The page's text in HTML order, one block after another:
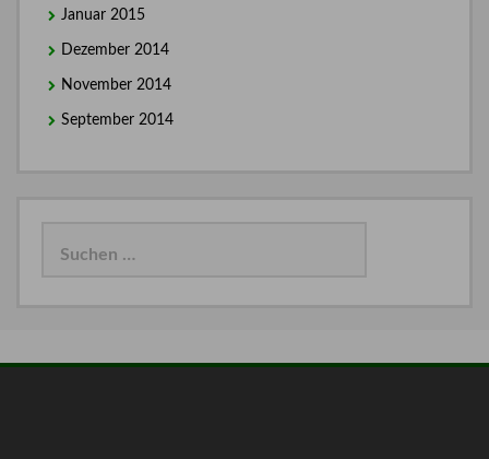
Januar 2015
Dezember 2014
November 2014
September 2014